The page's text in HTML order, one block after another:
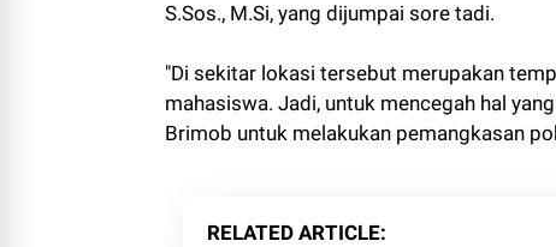
S.Sos., M.Si, yang dijumpai sore tadi.
"Di sekitar lokasi tersebut merupakan
mahasiswa. Jadi, untuk mencegah hal
Brimob untuk melakukan pemangkasan
RELATED ARTICLE